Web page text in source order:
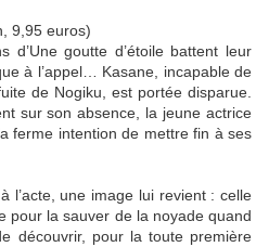
9,95 euros)
d’Une goutte d’étoile battent leur
à l’appel… Kasane, incapable de
de Nogiku, est portée disparue.
sur son absence, la jeune actrice
ferme intention de mettre fin à ses
l’acte, une image lui revient : celle
pour la sauver de la noyade quand
découvrir, pour la toute première